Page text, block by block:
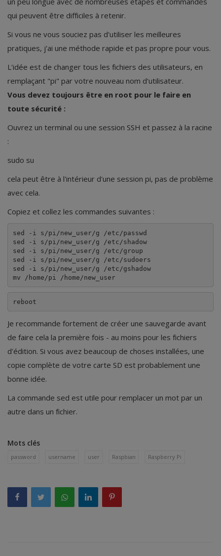
qui peuvent être difficiles à retenir.
Si vous ne vous souciez pas d'utiliser les meilleures
pratiques, j'ai une méthode rapide et pas propre pour vous.
L'idée est de changer tous les fichiers des utilisateurs, en
remplaçant "pi" par votre nouveau nom d'utilisateur.
Vous devez toujours être en root pour le faire en
toute sécurité :
Ouvrez un terminal ou une session SSH et passez à la racine
:
sudo su
cela peut être à l'intérieur d'une session pi, pas de problème
avec cela.
Copiez et collez les commandes suivantes :
sed -i s/pi/new_user/g /etc/passwd
sed -i s/pi/new_user/g /etc/shadow
sed -i s/pi/new_user/g /etc/group
sed -i s/pi/new_user/g /etc/sudoers
sed -i s/pi/new_user/g /etc/gshadow
mv /home/pi /home/new_user
reboot
Je recommande fortement de créer une sauvegarde avant
de faire cela la première fois - au moins pour les fichiers
d'édition. Si vous avez beaucoup de choses installées, une
copie complète de votre carte SD est probablement une
bonne idée.
La commande sed est utile pour remplacer un mot par un
autre dans un fichier.
Mots clés
password username user Raspbian Raspberry Pi